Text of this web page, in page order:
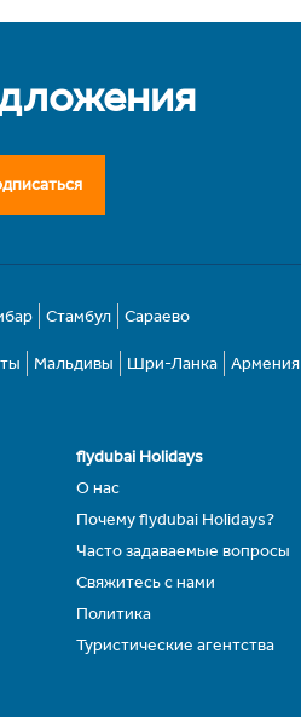
Стамбул Сараево
Мальдивы Шри-Ланка Армения
flydubai Holidays
О нас
Почему flydubai Holidays?
Часто задаваемые вопросы
Свяжитесь с нами
Политика
Туристические агентства